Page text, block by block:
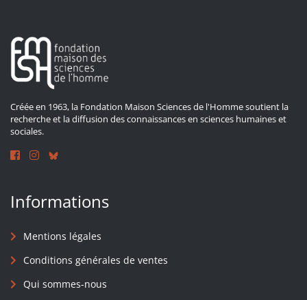
Créée en 1963, la Fondation Maison Sciences de l'Homme soutient la
recherche et la diffusion des connaissances en sciences humaines et
sociales.
Informations
Mentions légales
Conditions générales de ventes
Qui sommes-nous